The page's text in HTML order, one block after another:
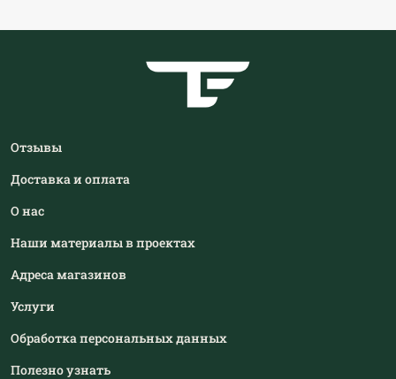
Отзывы
Доставка и оплата
О нас
Наши материалы в проектах
Адреса магазинов
Услуги
Обработка персональных данных
Полезно узнать